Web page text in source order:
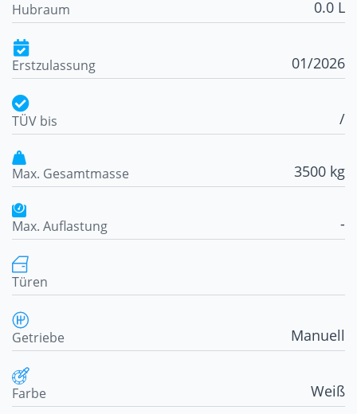
Hubraum 0.0 L
Erstzulassung 01/2026
TÜV bis /
Max. Gesamtmasse 3500 kg
Max. Auflastung -
Türen
Getriebe Manuell
Farbe Weiß